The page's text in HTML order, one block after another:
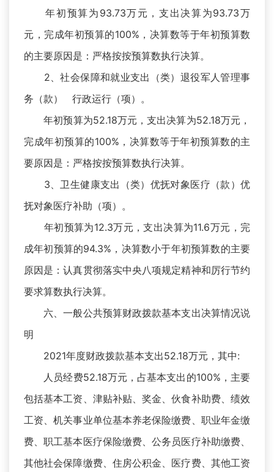
年初预算为93.73万元，支出决算为93.73万
元，完成年初预算的100%，决算数等于年初预算数
的主要原因是：严格按按预算数执行决算。
2、社会保障和就业支出（类）退役军人管理事
务（款） 行政运行（项）。
年初预算为52.18万元，支出决算为52.18万元，
完成年初预算的100%，决算数等于年初预算数的主
要原因是：严格按按预算数执行决算。
3、卫生健康支出（类）优抚对象医疗（款）优
抚对象医疗补助（项）。
年初预算为12.3万元，支出决算为11.6万元，完
成年初预算的94.3%，决算数小于年初预算数的主要
原因是：认真贯彻落实中央八项规定精神和厉行节约
要求算数执行决算。
六、一般公共预算财政拨款基本支出决算情况说
明
2021年度财政拨款基本支出52.18万元，其中:
人员经费52.18万元，占基本支出的100%，主要
包括基本工资、津贴补贴、奖金、伙食补助费、绩效
工资、机关事业单位基本养老保险缴费、职业年金缴
费、职工基本医疗保险缴费、公务员医疗补助缴费、
其他社会保障缴费、住房公积金、医疗费、其他工资